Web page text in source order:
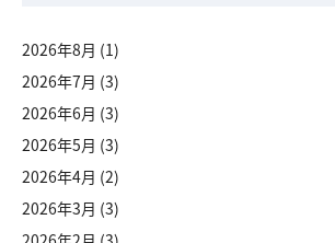
2026年8月 (1)
2026年7月 (3)
2026年6月 (3)
2026年5月 (3)
2026年4月 (2)
2026年3月 (3)